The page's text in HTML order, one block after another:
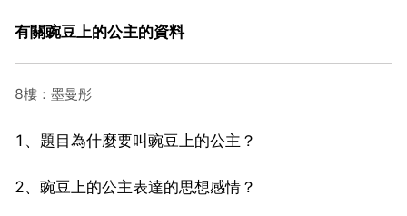
有關豌豆上的公主的資料
8樓：墨曼彤
1、題目為什麼要叫豌豆上的公主？
2、豌豆上的公主表達的思想感情？